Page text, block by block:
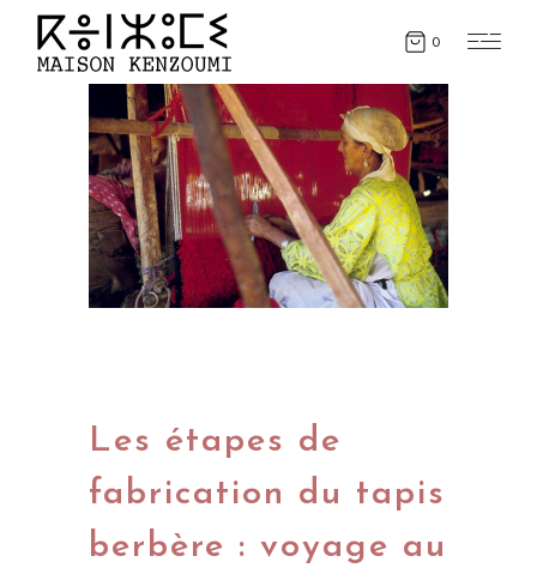
0
Les étapes de
fabrication du tapis
berbère : voyage au